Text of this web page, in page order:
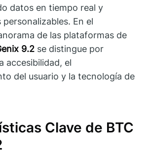
datos en tiempo real y
En el
de las plataformas de
9.2 se distingue por
accesibilidad, el
del usuario y la tecnología de
Clave de BTC